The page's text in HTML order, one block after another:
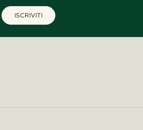
ISCRIVITI